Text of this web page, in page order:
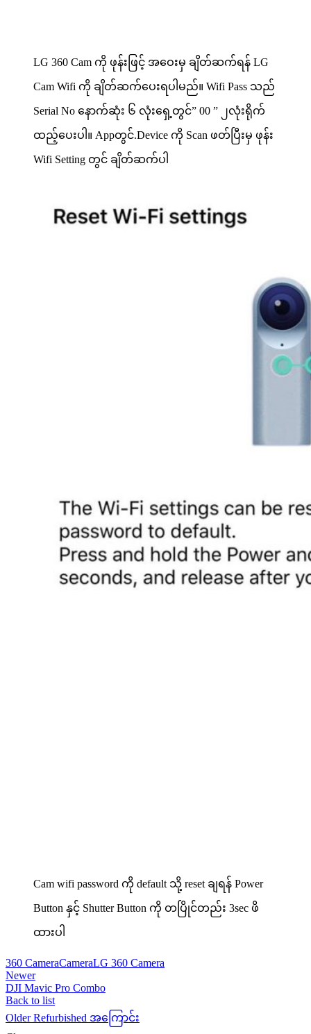
LG 360 Cam ကို ဖုန်းဖြင့် အဝေးမှ ချိတ်ဆက်ရန် LG
Cam Wifi ကို ချိတ်ဆက်ပေးရပါမည်။ Wifi Pass သည်
Serial No နောက်ဆုံး ၆ လုံးရှေ့တွင်” 00 ” ၂လုံးရိုက်
ထည့်ပေးပါ။ Appတွင်.Device ကို Scan ဖတ်ပြီးမှ ဖုန်း
Wifi Setting တွင် ချိတ်ဆက်ပါ
Cam wifi password ကို default သို့ reset ချရန် Power
Button နှင့် Shutter Button ကို တပြိုင်တည်း 3sec ဖိ
ထားပါ
360 CameraCameraLG 360 Camera
Newer
DJI Mavic Pro Combo
Back to list
Older Refurbished အကြောင်း